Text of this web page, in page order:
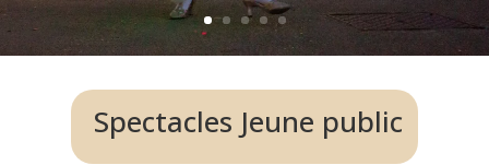
Spectacles Jeune public